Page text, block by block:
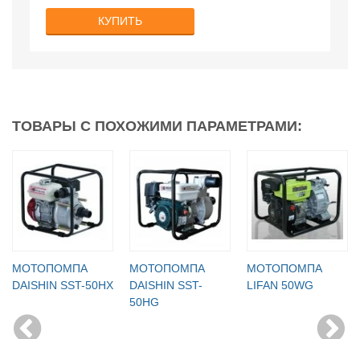
КУПИТЬ
ТОВАРЫ С ПОХОЖИМИ ПАРАМЕТРАМИ:
МОТОПОМПА
DAISHIN SST-50HX
МОТОПОМПА
DAISHIN SST-
50HG
МОТОПОМПА
LIFAN 50WG